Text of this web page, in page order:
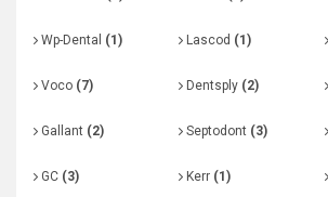
Wp-Dental (1) Lascod (1)
Voco (7) Dentsply (2)
Gallant (2) Septodont (3)
GC (3) Kerr (1)